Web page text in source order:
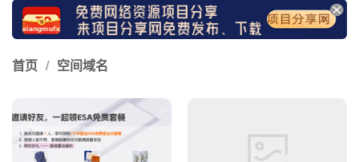
首页 / 空间域名